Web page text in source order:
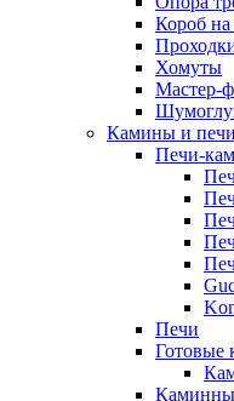
Короб
Хомуты
Мастер-
Камины и печи
Печи-
Печи
Готовые